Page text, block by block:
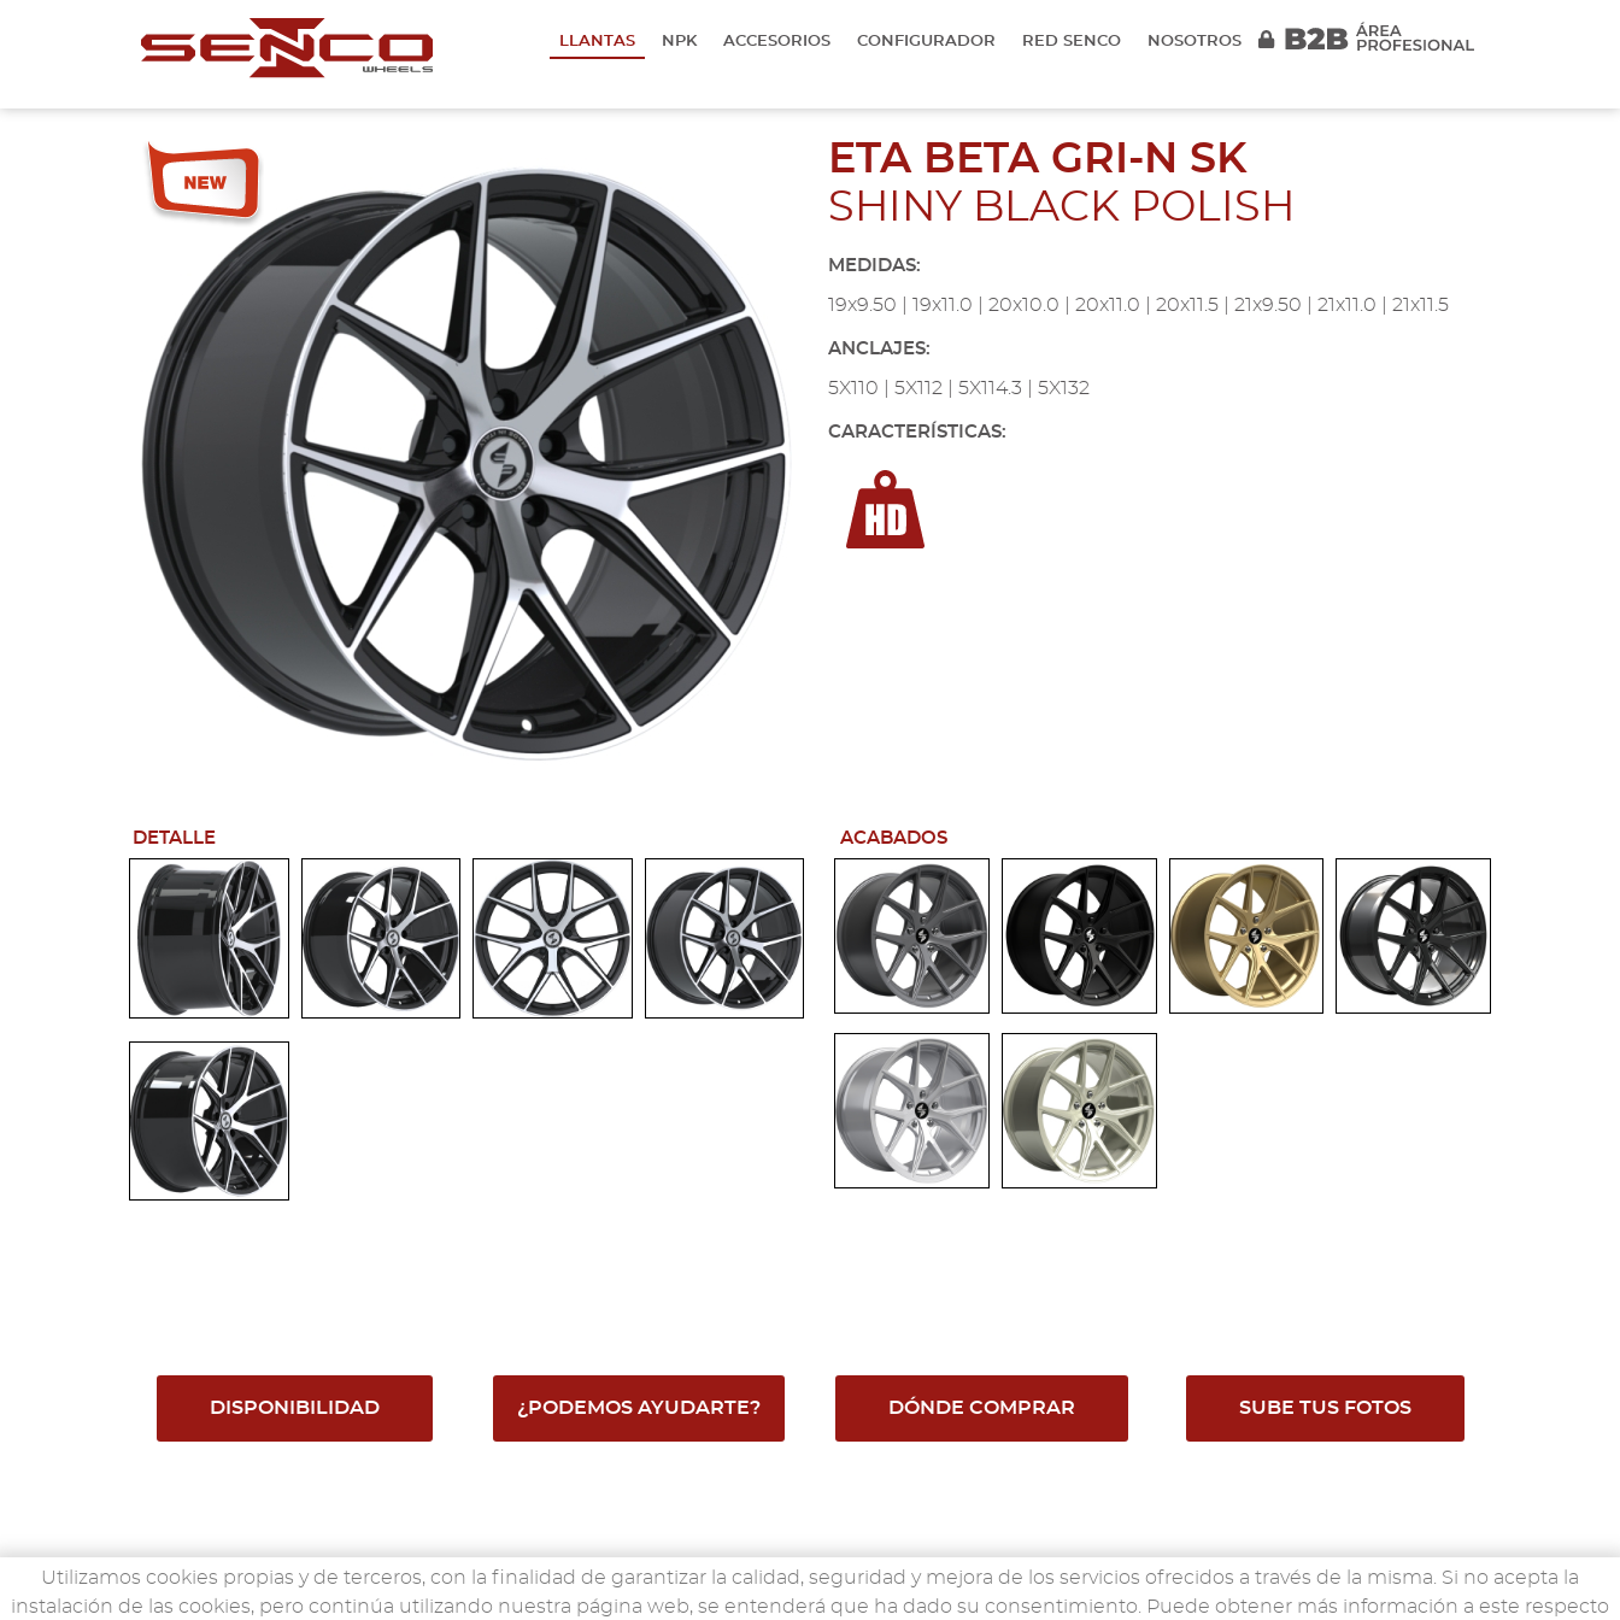
Utilizamos cookies propias y de terceros, con la finalidad de garantizar la calidad, seguridad y mejora de los servicios ofrecidos a través de la misma. Si no acepta la
instalación de las cookies, pero continúa utilizando nuestra página web, se entenderá que ha dado su consentimiento. Puede obtener más información a este respecto
LLANTAS NPK ACCESORIOS CONFIGURADOR RED SENCO NOSOTROS
DETALLE
ETA BETA GRI-N SK
SHINY BLACK POLISH
MEDIDAS:
19x9.50 | 19x11.0 | 20x10.0 | 20x11.0 | 20x11.5 | 21x9.50 | 21x11.0 | 21x11.5
ANCLAJES:
5X110 | 5X112 | 5X114.3 | 5X132
CARACTERÍSTICAS:
ACABADOS
DISPONIBILIDAD ¿PODEMOS AYUDARTE? DÓNDE COMPRAR SUBE TUS FOTOS